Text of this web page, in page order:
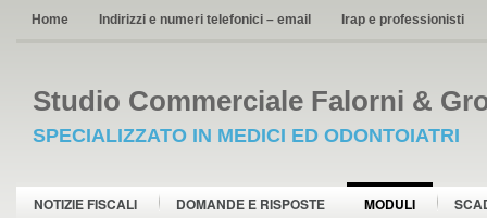
Home Indirizzi e numeri telefonici – email Irap e professionisti
Studio Commerciale Falorni &
SPECIALIZZATO IN MEDICI ED ODONTOIATRI
NOTIZIE FISCALI DOMANDE E RISPOSTE MODULI